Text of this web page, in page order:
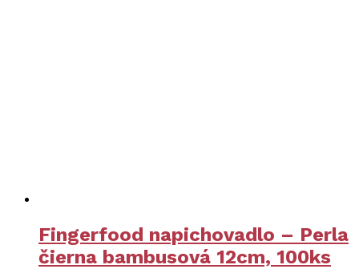
Fingerfood napichovadlo – Perla
čierna bambusová 12cm, 100ks